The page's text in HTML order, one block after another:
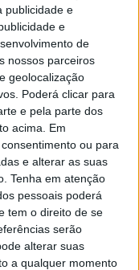
publicidade e
e
de
nossos parceiros
geolocalização
Poderá clicar para
e pela parte dos
acima. Em
ou para
e alterar as suas
Tenha em atenção
pessoais poderá
tem o direito de se
serão
alterar suas
a qualquer momento
multibanco.
anuncia
à nossa redação,
ao progresso e
para toda a
“reflete o
dos
irá permitir
as suas
e segura, sem a